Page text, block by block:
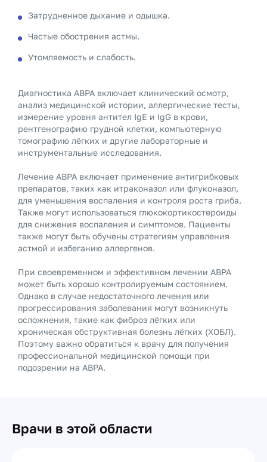
Затрудненное дыхание и одышка.
Частые обострения астмы.
Утомляемость и слабость.
Диагностика ABPA включает клинический осмотр,
анализ медицинской истории, аллергические тесты,
измерение уровня антител IgE и IgG в крови,
рентгенографию грудной клетки, компьютерную
томографию лёгких и другие лабораторные и
инструментальные исследования.
Лечение ABPA включает применение антигрибковых
препаратов, таких как итраконазол или флуконазол,
для уменьшения воспаления и контроля роста гриба.
Также могут использоваться глюкокортикостероиды
для снижения воспаления и симптомов. Пациенты
также могут быть обучены стратегиям управления
астмой и избеганию аллергенов.
При своевременном и эффективном лечении ABPA
может быть хорошо контролируемым состоянием.
Однако в случае недостаточного лечения или
прогрессирования заболевания могут возникнуть
осложнения, такие как фиброз лёгких или
хроническая обструктивная болезнь лёгких (ХОБЛ).
Поэтому важно обратиться к врачу для получения
профессиональной медицинской помощи при
подозрении на ABPA.
Врачи в этой области